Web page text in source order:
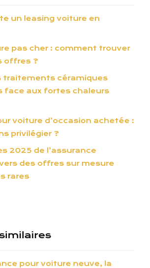
un leasing voiture en
pas cher : comment trouver
offres ?
traitements céramiques
face aux fortes chaleurs
voiture d’occasion achetée :
privilégier ?
2025 de l’assurance
des offres sur mesure
rares
pour voiture neuve, la